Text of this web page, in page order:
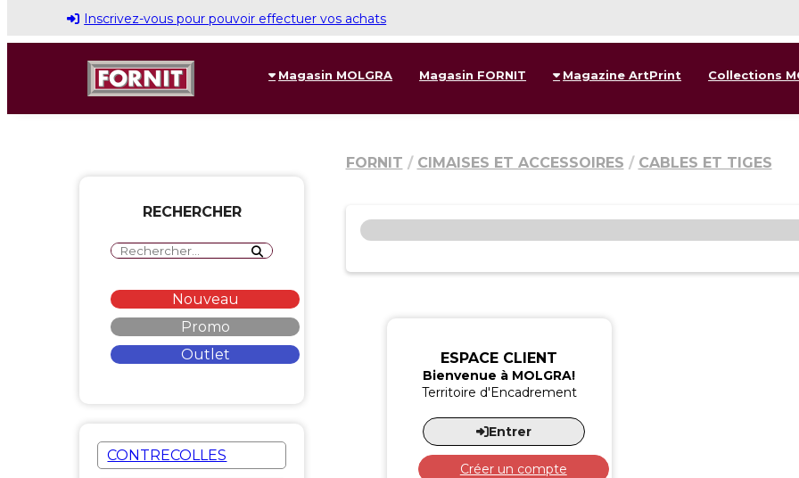
Magasin MOLGRA Magasin FORNIT Magazine ArtPrint Collections
Inscrivez-vous pour pouvoir effectuer vos achats
RECHERCHER
Nouveau
Promo
Outlet
CONTRECOLLES
FORNIT CIMAISES ET ACCESSOIRES CABLES ET TIGES
ESPACE CLIENT
Bienvenue à MOLGRA!
Territoire d'Encadrement
Entrer
Créer un compte